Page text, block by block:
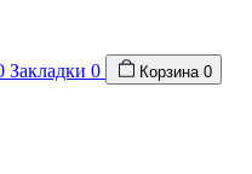
Закладки 0 Корзина 0